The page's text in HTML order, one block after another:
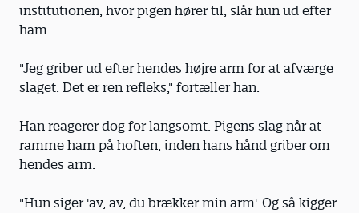
institutionen, hvor pigen hører til, slår hun ud efter
ham.
"Jeg griber ud efter hendes højre arm for at afværge
slaget. Det er ren refleks," fortæller han.
Han reagerer dog for langsomt. Pigens slag når at
ramme ham på hoften, inden hans hånd griber om
hendes arm.
"Hun siger 'av, av, du brækker min arm'. Og så kigger